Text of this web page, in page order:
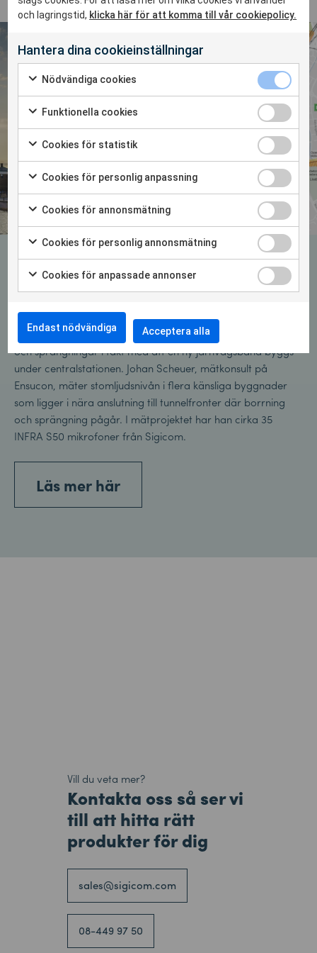
Kundcase
Mätning av ljudtrycksnivåer med
hög detaljgrad
I Sveriges näst största stad Göteborg pågår tunga byggen
och sprängningar i takt med att en ny järnvägsbana byggs
under centralstationen. Johan Scheuer, mätkonsult på
Ensucon, mäter stomljudsnivån i flera känsliga byggnader
som ligger i nära anslutning till tunnelfronter där borrning
och sprängning pågår. I mätprojektet har han cirka 35
INFRA S50 mikrofoner från Sigicom.
Läs mer här
Vill du veta mer?
Kontakta oss så ser vi
till att hitta rätt
produkter för dig
sales@sigicom.com
08-449 97 50
och lagringstid, klicka här för att komma till vår cookiepolicy.
Hantera dina cookieinställningar
Nödvändiga cookies
Funktionella cookies
Cookies för statistik
Cookies för personlig anpassning
Cookies för annonsmätning
Cookies för personlig annonsmätning
Cookies för anpassade annonser
Endast nödvändiga Acceptera alla